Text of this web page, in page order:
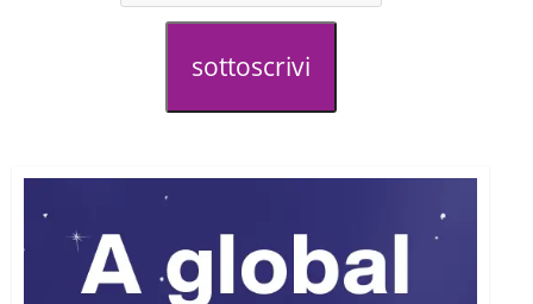
sottoscrivi